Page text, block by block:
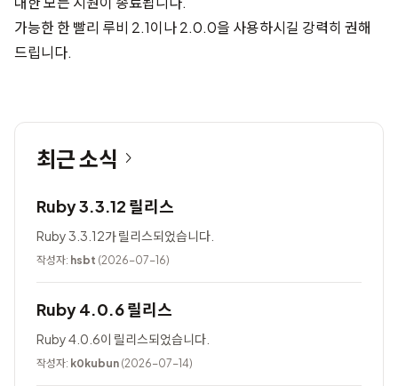
가능한 한 빨리 루비 2.1이나 2.0.0을 사용하시길 강력히 권해
드립니다.
최근 소식
Ruby 3.3.12 릴리스
Ruby 3.3.12가 릴리스되었습니다.
작성자: hsbt (2026-07-16)
Ruby 4.0.6 릴리스
Ruby 4.0.6이 릴리스되었습니다.
작성자: k0kubun (2026-07-14)